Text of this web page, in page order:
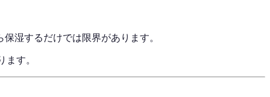
湿するだけでは限界があります。
ます。